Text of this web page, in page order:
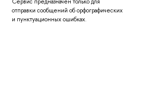
отправки сообщений об орфографических
и пунктуационных ошибках.